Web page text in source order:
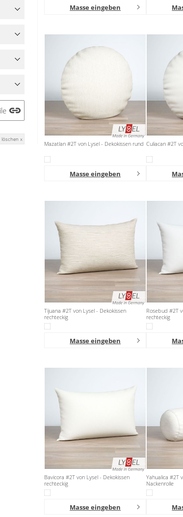
löschen x
Masse eingeben
Mazatlan #2T von Lysel - Dekokissen rund
Masse eingeben
Culiacan #2T
Tijuana #2T von Lysel - Dekokissen
rechteckig
Masse eingeben
Rosebud #2T
rechteckig
Bavicora #2T von Lysel - Dekokissen
rechteckig
Masse eingeben
Yahualica #2T
Nackenrolle